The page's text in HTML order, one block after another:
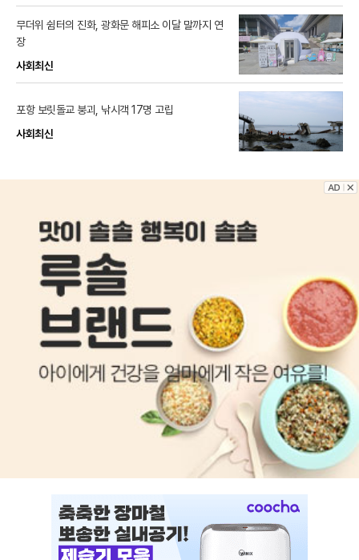
무더위 쉼터의 진화, 광화문 해피소 이달 말까지 연
장
사회최신
포항 보릿돌교 붕괴, 낚시객 17명 고립
사회최신